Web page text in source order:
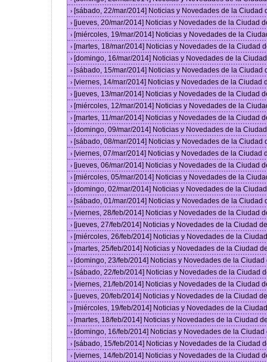
› [sábado, 22/mar/2014] Noticias y Novedades de la Ciudad
› [jueves, 20/mar/2014] Noticias y Novedades de la Ciudad
› [miércoles, 19/mar/2014] Noticias y Novedades de la
› [martes, 18/mar/2014] Noticias y Novedades de la Ciudad
› [domingo, 16/mar/2014] Noticias y Novedades de la
› [sábado, 15/mar/2014] Noticias y Novedades de la Ciudad
› [viernes, 14/mar/2014] Noticias y Novedades de la Ciudad
› [jueves, 13/mar/2014] Noticias y Novedades de la Ciudad
› [miércoles, 12/mar/2014] Noticias y Novedades de la
› [martes, 11/mar/2014] Noticias y Novedades de la Ciudad
› [domingo, 09/mar/2014] Noticias y Novedades de la
› [sábado, 08/mar/2014] Noticias y Novedades de la Ciudad
› [viernes, 07/mar/2014] Noticias y Novedades de la Ciudad
› [jueves, 06/mar/2014] Noticias y Novedades de la Ciudad
› [miércoles, 05/mar/2014] Noticias y Novedades de la
› [domingo, 02/mar/2014] Noticias y Novedades de la
› [sábado, 01/mar/2014] Noticias y Novedades de la Ciudad
› [viernes, 28/feb/2014] Noticias y Novedades de la Ciudad
› [jueves, 27/feb/2014] Noticias y Novedades de la Ciudad
› [miércoles, 26/feb/2014] Noticias y Novedades de la
› [martes, 25/feb/2014] Noticias y Novedades de la Ciudad
› [domingo, 23/feb/2014] Noticias y Novedades de la
› [sábado, 22/feb/2014] Noticias y Novedades de la Ciudad
› [viernes, 21/feb/2014] Noticias y Novedades de la Ciudad
› [jueves, 20/feb/2014] Noticias y Novedades de la Ciudad
› [miércoles, 19/feb/2014] Noticias y Novedades de la
› [martes, 18/feb/2014] Noticias y Novedades de la Ciudad
› [domingo, 16/feb/2014] Noticias y Novedades de la
› [sábado, 15/feb/2014] Noticias y Novedades de la Ciudad
› [viernes, 14/feb/2014] Noticias y Novedades de la Ciudad